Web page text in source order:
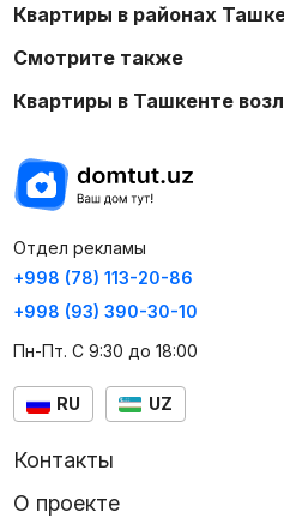
Квартиры в районах
Смотрите также
Квартиры в Ташкенте
Отдел рекламы
+998 (78) 113-20-86
+998 (93) 390-30-10
Пн-Пт. С 9:30 до 18:00
RU UZ
Контакты
О проекте